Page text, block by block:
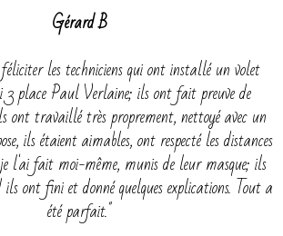
Gérard B
les techniciens qui ont installé un volet
place Paul Verlaine; ils ont fait preuve de
ont travaillé très proprement, nettoyé avec un
ils étaient aimables, ont respecté les distances
l'ai fait moi-même, munis de leur masque; ils
ont fini et donné quelques explications. Tout a
été parfait."